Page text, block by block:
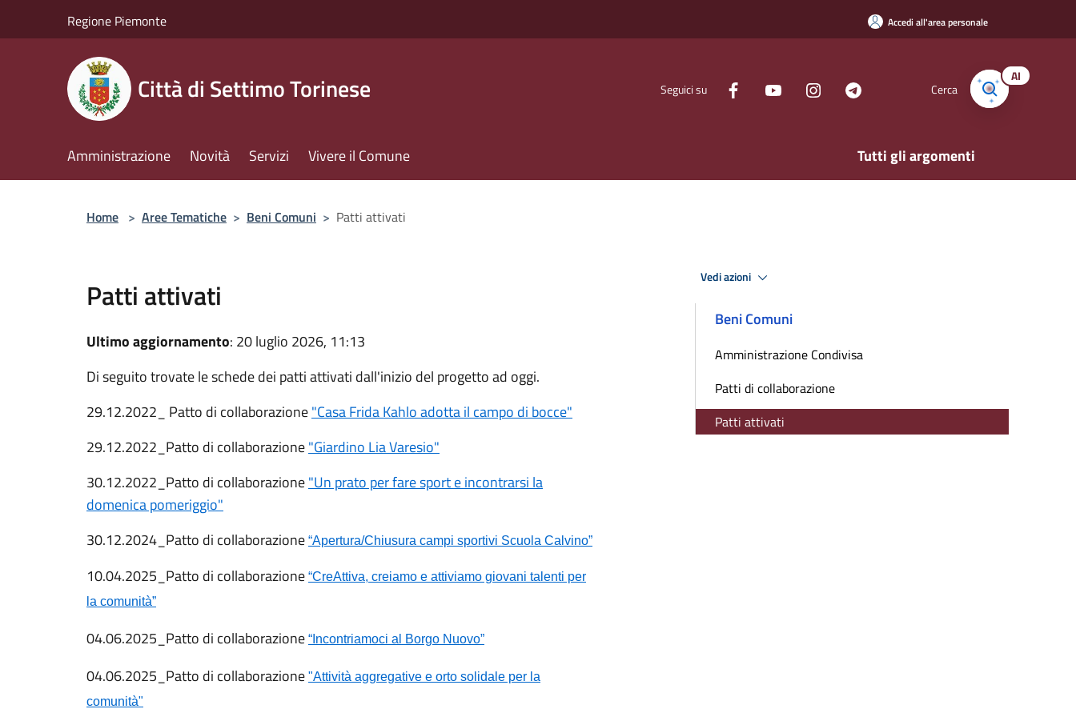
Regione Piemonte Accedi all'area personale
Città di Settimo Torinese Seguici su Cerca
AI
Amministrazione Novità Servizi Vivere il Comune Tutti gli argomenti
Home > Aree Tematiche > Beni Comuni > Patti attivati
Patti attivati
Ultimo aggiornamento: 20 luglio 2026, 11:13
Di seguito trovate le schede dei patti attivati dall'inizio del progetto ad oggi.
29.12.2022_ Patto di collaborazione"Casa Frida Kahlo adotta il campo di bocce"
29.12.2022_Patto di collaborazione"Giardino Lia Varesio"
30.12.2022_Patto di collaborazione"Un prato per fare sport e incontrarsi la
domenica pomeriggio"
30.12.2024_Patto di collaborazione “Apertura/Chiusura campi sportivi Scuola Calvino”
10.04.2025_Patto di collaborazione “CreAttiva, creiamo e attiviamo giovani talenti per
la comunità”
04.06.2025_Patto di collaborazione “Incontriamoci al Borgo Nuovo”
04.06.2025_Patto di collaborazione "Attività aggregative e orto solidale per la
comunità"
Vedi azioni
Beni Comuni
Amministrazione Condivisa
Patti di collaborazione
Patti attivati